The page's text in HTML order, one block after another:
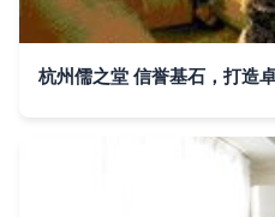
杭州儒之堂 信誉基石，打造